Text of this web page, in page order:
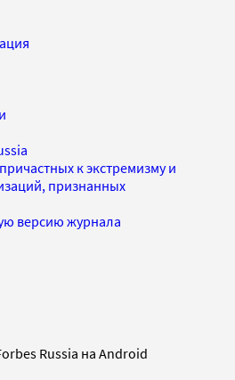
к экстремизму и
признанных
версию журнала
Russia на Android